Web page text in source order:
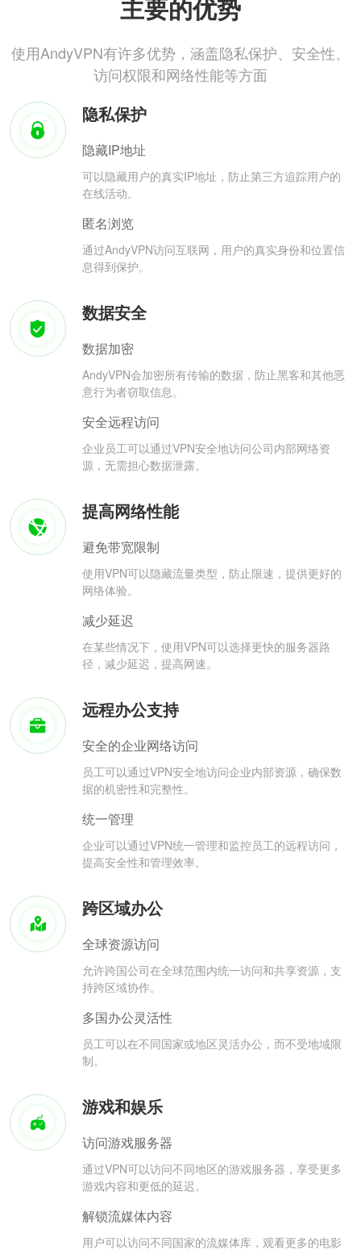
主要的优势
使用AndyVPN有许多优势，涵盖隐私保护、安全性、
访问权限和网络性能等方面
隐私保护
隐藏IP地址
可以隐藏用户的真实IP地址，防止第三方追踪用户的
在线活动。
匿名浏览
通过AndyVPN访问互联网，用户的真实身份和位置信
息得到保护。
数据安全
数据加密
AndyVPN会加密所有传输的数据，防止黑客和其他恶
意行为者窃取信息。
安全远程访问
企业员工可以通过VPN安全地访问公司内部网络资
源，无需担心数据泄露。
提高网络性能
避免带宽限制
使用VPN可以隐藏流量类型，防止限速，提供更好的
网络体验。
减少延迟
在某些情况下，使用VPN可以选择更快的服务器路
径，减少延迟，提高网速。
远程办公支持
安全的企业网络访问
员工可以通过VPN安全地访问企业内部资源，确保数
据的机密性和完整性。
统一管理
企业可以通过VPN统一管理和监控员工的远程访问，
提高安全性和管理效率。
跨区域办公
全球资源访问
允许跨国公司在全球范围内统一访问和共享资源，支
持跨区域协作。
多国办公灵活性
员工可以在不同国家或地区灵活办公，而不受地域限
制。
游戏和娱乐
访问游戏服务器
通过VPN可以访问不同地区的游戏服务器，享受更多
游戏内容和更低的延迟。
解锁流媒体内容
用户可以访问不同国家的流媒体库，观看更多的电影